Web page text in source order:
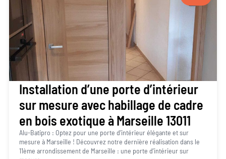
Installation d’une porte d’intérieur
sur mesure avec habillage de cadre
en bois exotique à Marseille 13011
Alu-Batipro : Optez pour une porte d’intérieur élégante et sur
mesure à Marseille ! Découvrez notre dernière réalisation dans le
11ème arrondissement de Marseille : une porte d’intérieur sur